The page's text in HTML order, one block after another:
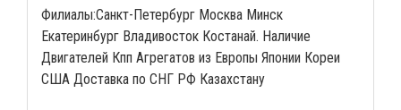
Филиалы:Санкт-Петербург Москва Минск
Екатеринбург Владивосток Костанай. Наличие
Двигателей Кпп Агрегатов из Европы Японии Кореи
США Доставка по СНГ РФ Казахстану